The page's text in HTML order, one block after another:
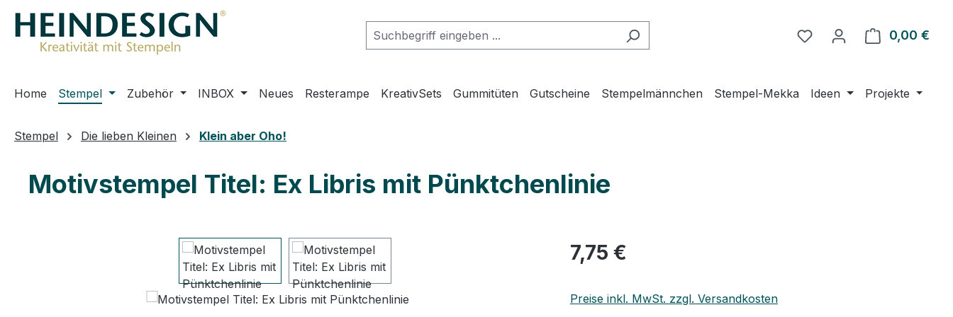
Hauptinhalt springen
Zur Suche springen
Zur Hauptnavigation springen
Du hast 0 Produkte auf
0,00 €
Home Stempel Zubehör INBOX Neues Resterampe KreativSets Gummitüten Gutscheine Stempelmännchen Stempel-Mekka Ideen Projekte
Stempel Die lieben Kleinen Klein aber Oho!
Motivstempel Titel: Ex Libris mit Pünktchenlinie
Regulärer Preis:
7,75 €
Preise inkl. MwSt. zzgl. Versandkosten